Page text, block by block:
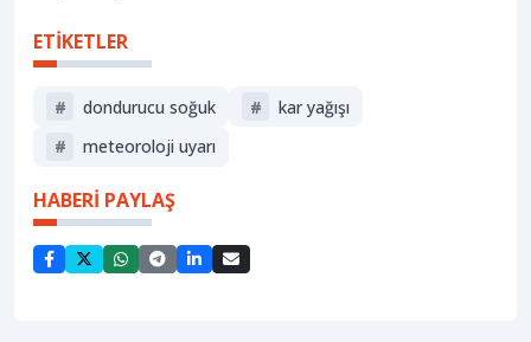
ETİKETLER
# dondurucu soğuk #
kar yağışı
#
meteoroloji uyarı
HABERİ PAYLAŞ